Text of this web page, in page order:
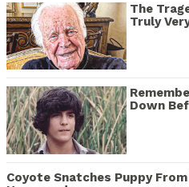
The
Truly
Down
Coyote Snatches Puppy